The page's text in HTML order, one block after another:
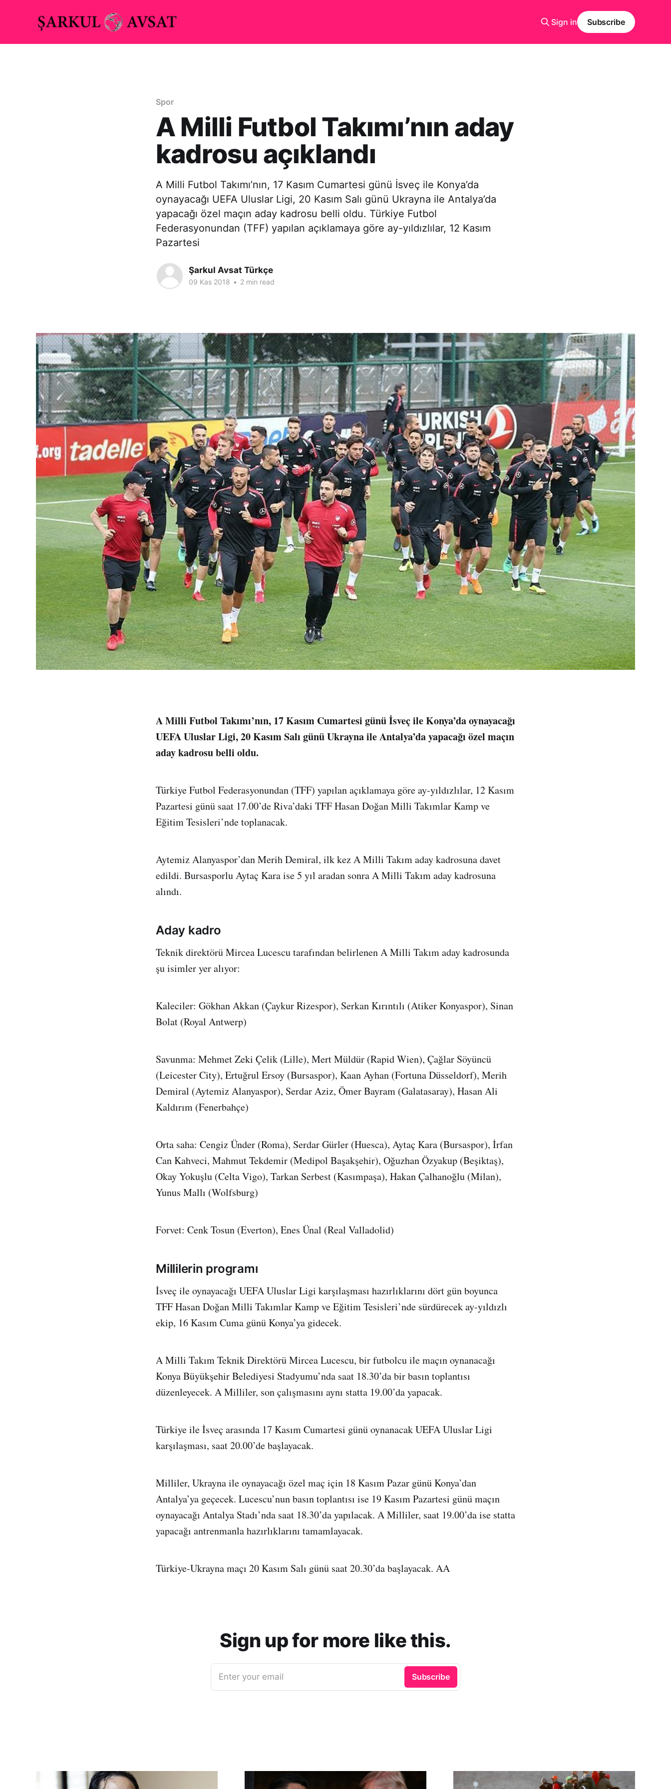
Sign in Subscribe
Spor
A Milli Futbol Takımı’nın aday
kadrosu açıklandı
A Milli Futbol Takımı’nın, 17 Kasım Cumartesi günü İsveç ile Konya’da
oynayacağı UEFA Uluslar Ligi, 20 Kasım Salı günü Ukrayna ile Antalya’da
yapacağı özel maçın aday kadrosu belli oldu. Türkiye Futbol
Federasyonundan (TFF) yapılan açıklamaya göre ay-yıldızlılar, 12 Kasım
Pazartesi
Şarkul Avsat Türkçe
09 Kas 2018 • 2 min read
A Milli Futbol Takımı’nın, 17 Kasım Cumartesi günü İsveç ile Konya’da oynayacağı
UEFA Uluslar Ligi, 20 Kasım Salı günü Ukrayna ile Antalya’da yapacağı özel maçın
aday kadrosu belli oldu.
Türkiye Futbol Federasyonundan (TFF) yapılan açıklamaya göre ay-yıldızlılar, 12 Kasım
Pazartesi günü saat 17.00’de Riva’daki TFF Hasan Doğan Milli Takımlar Kamp ve
Eğitim Tesisleri’nde toplanacak.
Aytemiz Alanyaspor’dan Merih Demiral, ilk kez A Milli Takım aday kadrosuna davet
edildi. Bursasporlu Aytaç Kara ise 5 yıl aradan sonra A Milli Takım aday kadrosuna
alındı.
Aday kadro
Teknik direktörü Mircea Lucescu tarafından belirlenen A Milli Takım aday kadrosunda
şu isimler yer alıyor:
Kaleciler: Gökhan Akkan (Çaykur Rizespor), Serkan Kırıntılı (Atiker Konyaspor), Sinan
Bolat (Royal Antwerp)
Savunma: Mehmet Zeki Çelik (Lille), Mert Müldür (Rapid Wien), Çağlar Söyüncü
(Leicester City), Ertuğrul Ersoy (Bursaspor), Kaan Ayhan (Fortuna Düsseldorf), Merih
Demiral (Aytemiz Alanyaspor), Serdar Aziz, Ömer Bayram (Galatasaray), Hasan Ali
Kaldırım (Fenerbahçe)
Orta saha: Cengiz Ünder (Roma), Serdar Gürler (Huesca), Aytaç Kara (Bursaspor), İrfan
Can Kahveci, Mahmut Tekdemir (Medipol Başakşehir), Oğuzhan Özyakup (Beşiktaş),
Okay Yokuşlu (Celta Vigo), Tarkan Serbest (Kasımpaşa), Hakan Çalhanoğlu (Milan),
Yunus Mallı (Wolfsburg)
Forvet: Cenk Tosun (Everton), Enes Ünal (Real Valladolid)
Millilerin programı
İsveç ile oynayacağı UEFA Uluslar Ligi karşılaşması hazırlıklarını dört gün boyunca
TFF Hasan Doğan Milli Takımlar Kamp ve Eğitim Tesisleri’nde sürdürecek ay-yıldızlı
ekip, 16 Kasım Cuma günü Konya’ya gidecek.
A Milli Takım Teknik Direktörü Mircea Lucescu, bir futbolcu ile maçın oynanacağı
Konya Büyükşehir Belediyesi Stadyumu’nda saat 18.30’da bir basın toplantısı
düzenleyecek. A Milliler, son çalışmasını aynı statta 19.00’da yapacak.
Türkiye ile İsveç arasında 17 Kasım Cumartesi günü oynanacak UEFA Uluslar Ligi
karşılaşması, saat 20.00’de başlayacak.
Milliler, Ukrayna ile oynayacağı özel maç için 18 Kasım Pazar günü Konya’dan
Antalya’ya geçecek. Lucescu’nun basın toplantısı ise 19 Kasım Pazartesi günü maçın
oynayacağı Antalya Stadı’nda saat 18.30’da yapılacak. A Milliler, saat 19.00’da ise statta
yapacağı antrenmanla hazırlıklarını tamamlayacak.
Türkiye-Ukrayna maçı 20 Kasım Salı günü saat 20.30’da başlayacak. AA
Sign up for more like this.
Enter your email Subscribe